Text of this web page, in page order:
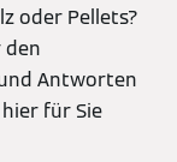
oder Pellets?
den
Antworten
für Sie